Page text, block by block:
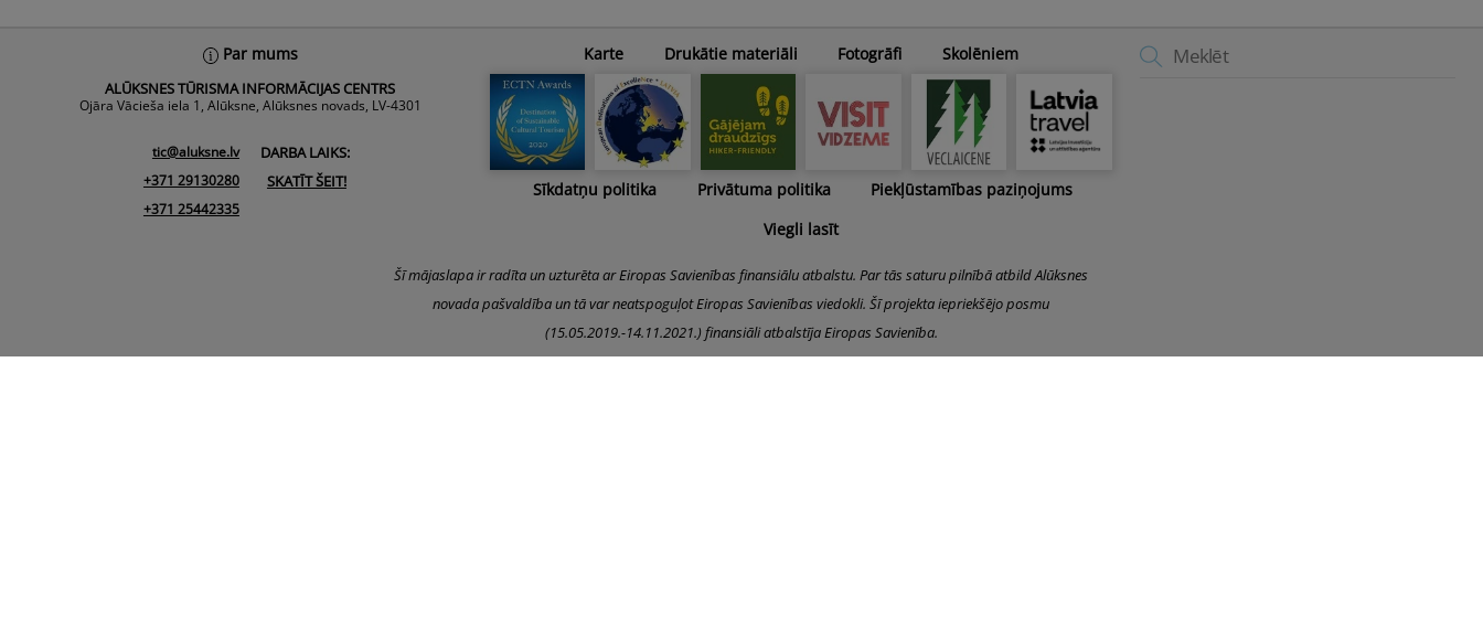
Par mums
ALŪKSNES TŪRISMA INFORMĀCIJAS CENTRS
Ojāra Vācieša iela 1, Alūksne, Alūksnes novads, LV-4301
tic@aluksne.lv
+371 29130280
+371 25442335
DARBA LAIKS:
SKATĪT ŠEIT!
Karte Drukātie materiāli Fotogrāfi Skolēniem
Sīkdatņu politika Privātuma politika
Piekļūstamības paziņojums
Viegli lasīt
Šī mājaslapa ir radīta un uzturēta ar Eiropas Savienības finansiālu atbalstu. Par tās saturu pilnībā atbild Alūksnes
novada pašvaldība un tā var neatspoguļot Eiropas Savienības viedokli. Šī projekta iepriekšējo posmu
(15.05.2019.-14.11.2021.) finansiāli atbalstīja Eiropas Savienība.